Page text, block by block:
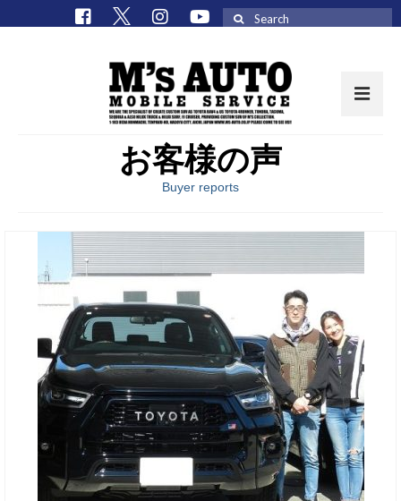
取扱車種一覧
在庫車一覧
M’sCollectionパーツ一覧
エムズオート
M’sCollection
エムズオートとは
サービス・保証
買取のご案内
店舗情報
お客様の声
Buyer reports